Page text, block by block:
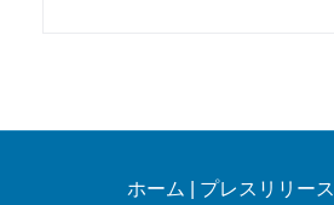
ホーム プレスリリース